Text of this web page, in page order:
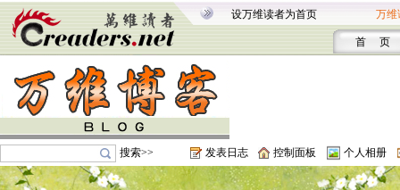
设万维读者为首页 万维
首 页
搜索>> 发表日志 控制面板 个人相册